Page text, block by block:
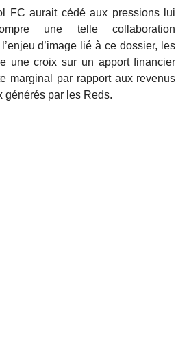
FC aurait cédé aux pressions lui
une telle collaboration
d’image lié à ce dossier, les
une croix sur un apport financier
marginal par rapport aux revenus
générés par les Reds.